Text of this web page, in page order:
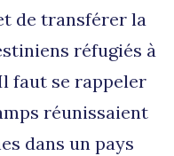
de transférer la
réfugiés à
faut se rappeler
réunissaient
dans un pays